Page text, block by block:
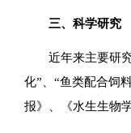
三、科学研究
近年来主要研
化”、“鱼类配合饲
报》、《水生生物